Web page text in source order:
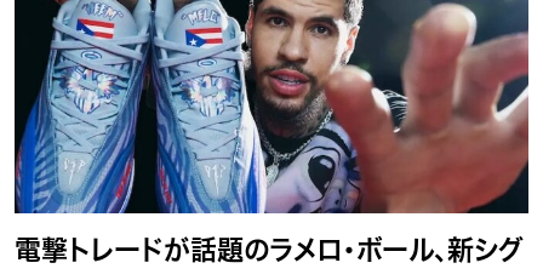
電撃トレードが話題のラメロ・ボール、新シグ